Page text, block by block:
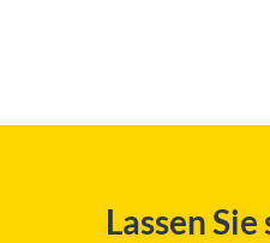
Lassen